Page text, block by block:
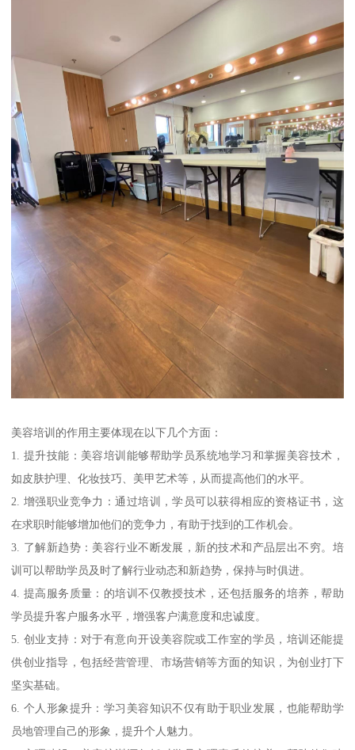
美容培训的作用主要体现在以下几个方面：
1. 提升技能：美容培训能够帮助学员系统地学习和掌握美容技术，
如皮肤护理、化妆技巧、美甲艺术等，从而提高他们的水平。
2. 增强职业竞争力：通过培训，学员可以获得相应的资格证书，这
在求职时能够增加他们的竞争力，有助于找到的工作机会。
3. 了解新趋势：美容行业不断发展，新的技术和产品层出不穷。培
训可以帮助学员及时了解行业动态和新趋势，保持与时俱进。
4. 提高服务质量：的培训不仅教授技术，还包括服务的培养，帮助
学员提升客户服务水平，增强客户满意度和忠诚度。
5. 创业支持：对于有意向开设美容院或工作室的学员，培训还能提
供创业指导，包括经营管理、市场营销等方面的知识，为创业打下
坚实基础。
6. 个人形象提升：学习美容知识不仅有助于职业发展，也能帮助学
员地管理自己的形象，提升个人魅力。